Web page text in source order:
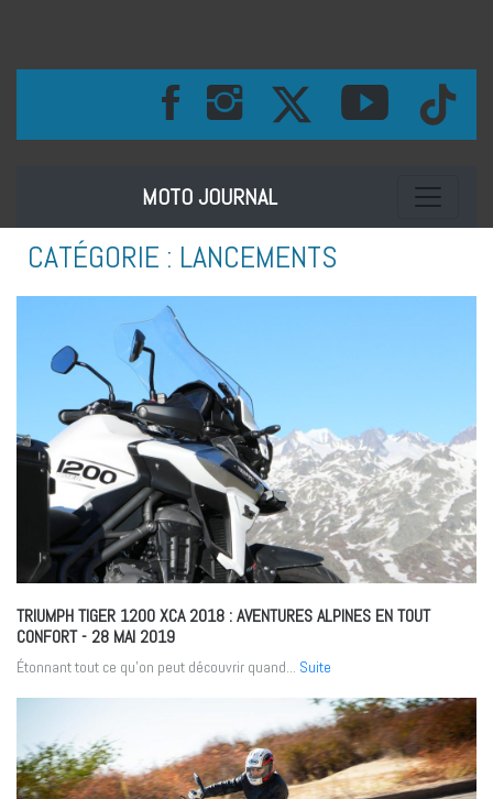
MOTO JOURNAL Toggle
CATÉGORIE : LANCEMENTS
TRIUMPH TIGER 1200 XCA 2018 : AVENTURES ALPINES EN TOUT
CONFORT- 28 MAI 2019
Étonnant tout ce qu’on peut découvrir quand... Suite